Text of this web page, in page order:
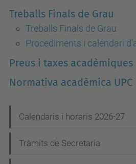
Treballs Finals de Grau
Treballs Finals de Grau
Procediments i calendari
Preus i taxes acadèmiques
Normativa acadèmica UPC
a
v
Calendaris i horaris 2026-27
Tràmits de Secretaria